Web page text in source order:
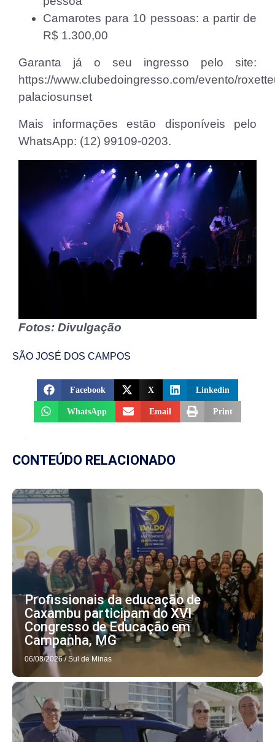
Camarotes para 10 pessoas: a partir de
R$ 1.300,00
Garanta já o seu ingresso pelo site:
https://www.clubedoingresso.com/evento/
palaciosunset
Mais informações estão disponíveis pelo
WhatsApp: (12) 99109-0203.
Fotos: Divulgação
SÃO JOSÉ DOS CAMPOS
Facebook X Linkedin
WhatsApp Email Print
CONTEÚDO RELACIONADO
Profissionais da educação de
Caxambu participam do XVI
Congresso de Educação em
Campanha, MG
06/08/2026 / Sul de Minas